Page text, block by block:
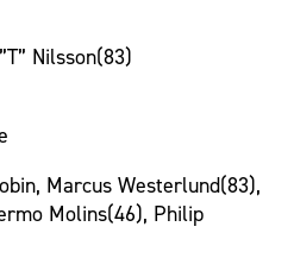
Nilsson(83)
Marcus Westerlund(83),
Molins(46), Philip